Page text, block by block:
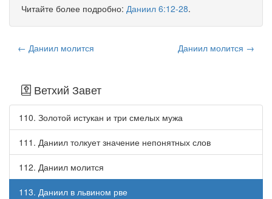
Читайте более подробно: Даниил 6:12-28.
← Даниил молится Даниил молится →
Ветхий Завет
110. Золотой истукан и три смелых мужа
111. Даниил толкует значение непонятных слов
112. Даниил молится
113. Даниил в львином рве